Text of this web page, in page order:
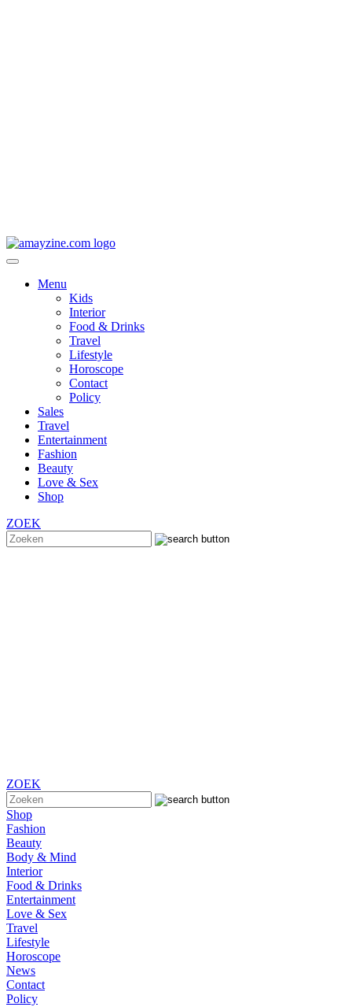
Menu
Kids
Interior
Food & Drinks
Travel
Lifestyle
Horoscope
Contact
Policy
Sales
Travel
Entertainment
Fashion
Beauty
Love & Sex
Shop
ZOEK
ZOEK
Shop
Fashion
Beauty
Body & Mind
Interior
Food & Drinks
Entertainment
Love & Sex
Travel
Lifestyle
Horoscope
News
Contact
Policy